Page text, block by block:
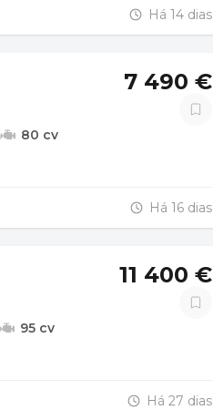
Há 14 dias
7 490 €
80 cv
Há 16 dias
11 400 €
95 cv
Há 27 dias